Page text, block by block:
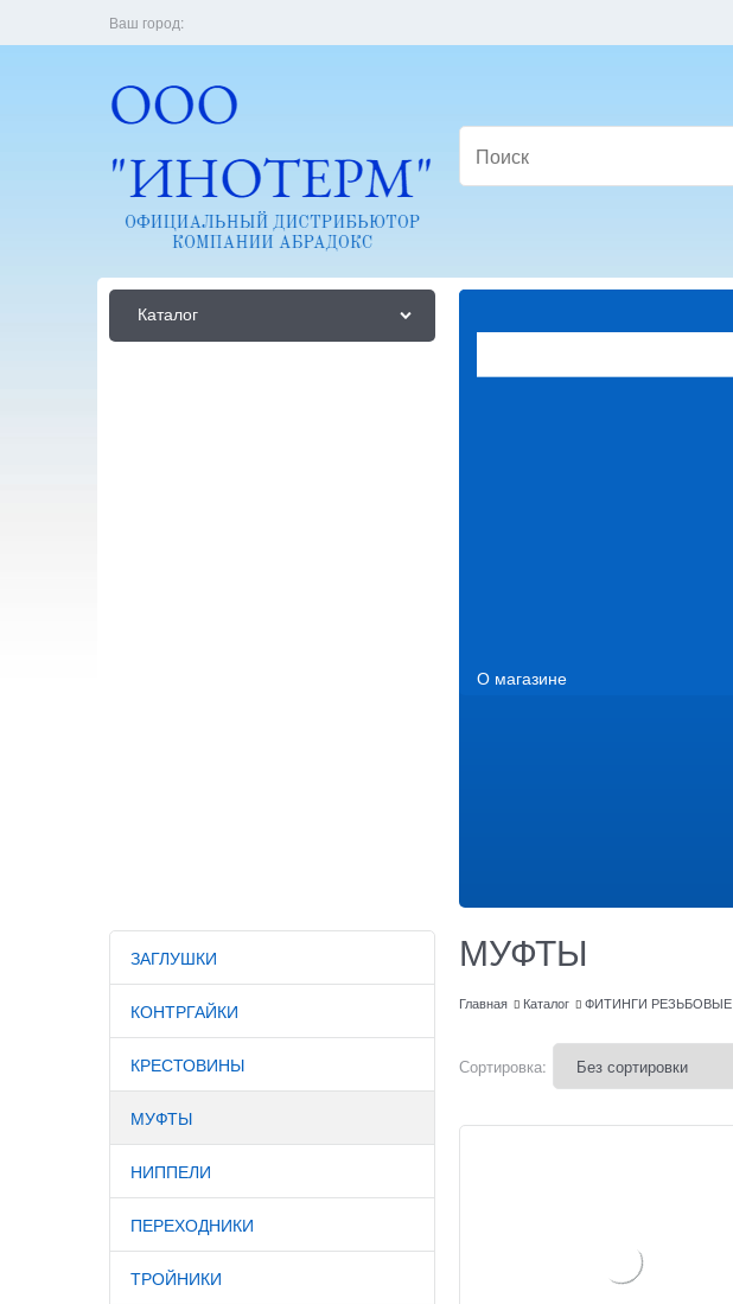
Ваш город:
Каталог
О магазине
ЗАГЛУШКИ
КОНТРГАЙКИ
КРЕСТОВИНЫ
МУФТЫ
НИППЕЛИ
ПЕРЕХОДНИКИ
ТРОЙНИКИ
МУФТЫ
Главная Каталог ФИТИНГИ РЕЗЬБОВЫЕ
Сортировка: